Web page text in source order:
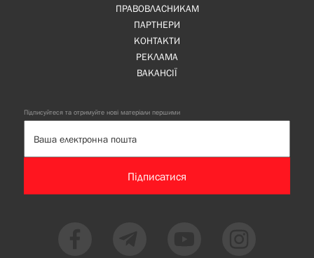
ПРАВОВЛАСНИКАМ
ПАРТНЕРИ
КОНТАКТИ
РЕКЛАМА
ВАКАНСІЇ
Підписуйтеся та отримуйте нові матеріали першими
Підписатися